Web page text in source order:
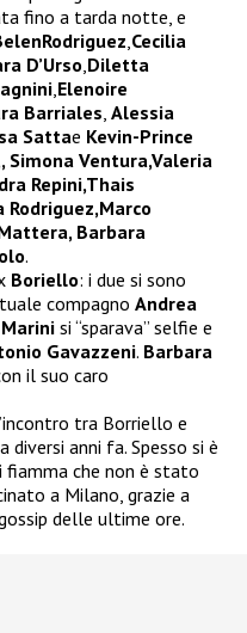
fino a tarda notte, e
,Cecilia
D’Urso,Diletta
,Elenoire
Barriales, Alessia
Sattae Kevin-Prince
Simona Ventura,Valeria
Repini,Thais
Barbara
.
Boriello: i due si sono
compagno Andrea
si “sparava” selfie e
Gavazzeni. Barbara
il suo caro
tra Borriello e
anni fa. Spesso si è
fiamma che non è stato
a Milano, grazie a
delle ultime ore.